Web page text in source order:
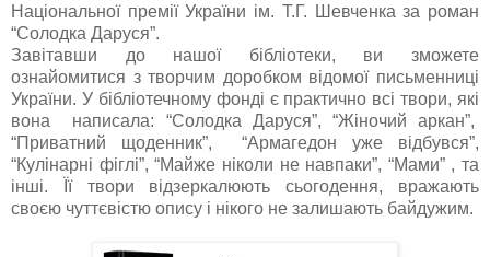
Національної премії України ім. Т.Г. Шевченка за роман
“Солодка Даруся”.
Завітавши до нашої бібліотеки, ви зможете
ознайомитися з творчим доробком відомої письменниці
України. У бібліотечному фонді є практично всі твори, які
вона написала: “Солодка Даруся”, “Жіночий аркан”,
“Приватний щоденник”, “Армагедон уже відбувся”,
“Кулінарні фіглі”, “Майже ніколи не навпаки”, “Мами” , та
інші. Її твори відзеркалюють сьогодення, вражають
своєю чуттєвістю опису і нікого не залишають байдужим.